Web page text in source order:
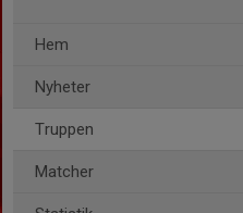
Hem
Nyheter
Truppen
Matcher